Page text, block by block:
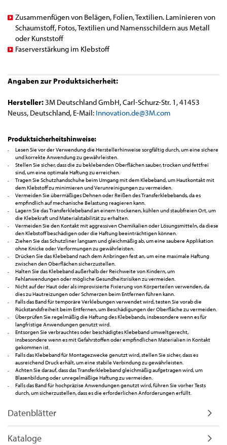
Zusammenfügen von Belägen, Folien, Textilien. Laminieren von
Schaumstoff, Fotos, Textilien und Namensschildern aus Metall
oder Kunststoff
Faserverstärkung im Klebstoff
Angaben zur Produktsicherheit:
Hersteller: 3M Deutschland GmbH, Carl-Schurz-Str. 1, 41453
Neuss, Deutschland, E-Mail: Innovation.de@3M.com
Produktsicherheitshinweise:
Lesen Sie vor der Verwendung die Herstellerhinweise sorgfältig durch, um eine sichere
und korrekte Anwendung zu gewährleisten.
Stellen Sie sicher, dass die zu beklebenden Oberflächen sauber, trocken und fettfrei
sind, um eine optimale Haftung zu erreichen.
Tragen Sie Schutzhandschuhe beim Umgang mit dem Klebeband, um Hautkontakt mit
dem Klebstoff zu minimieren und Verunreinigungen zu vermeiden.
Vermeiden Sie übermäßiges Dehnen oder Reißen des Transferklebebands, da es
empfindlich auf mechanische Belastung reagieren kann.
Lagern Sie das Transferklebeband an einem trockenen, kühlen und staubfreien Ort, um
die Klebekraft und Materialstabilität zu erhalten.
Vermeiden Sie den Kontakt mit aggressiven Chemikalien oder Lösungsmitteln, da diese
den Klebstoff beschädigen oder die Haftung beeinträchtigen können.
Ziehen Sie das Schutzliner langsam und gleichmäßig ab, um eine saubere Applikation
ohne Knicke oder Verformungen zu gewährleisten.
Drücken Sie das Klebeband nach dem Anbringen fest an, um eine maximale Haftung
zwischen den Oberflächen sicherzustellen.
Halten Sie das Klebeband außerhalb der Reichweite von Kindern, um
Fehlanwendungen oder mögliche Gesundheitsrisiken zu vermeiden.
Nicht auf der Haut oder als improvisierte Fixierung von Körperteilen verwenden, da
dies zu Hautreizungen oder Schmerzen beim Entfernen führen kann.
Falls das Band für temporäre Verklebungen verwendet wird, testen Sie vorab die
Rückstandsfreiheit beim Entfernen, um Beschädigungen der Oberfläche zu vermeiden.
Überprüfen Sie regelmäßig die Haftung des Klebebands, insbesondere wenn es für
langfristige Anwendungen genutzt wird.
Entsorgen Sie verbrauchtes oder beschädigtes Klebeband umweltgerecht,
insbesondere wenn es mit Gefahrstoffen oder empfindlichen Materialien in Kontakt
gekommen ist.
Falls das Klebeband für Montagezwecke genutzt wird, stellen Sie sicher, dass es
ausreichend Druck erhält, um eine stabile Verbindung zu gewährleisten.
Achten Sie darauf, dass das Transferklebeband gleichmäßig aufgetragen wird, um
Blasenbildung oder unregelmäßige Haftung zu vermeiden.
Falls das Band für hochpräzise Anwendungen genutzt wird, führen Sie vorher Tests
durch, um sicherzustellen, dass es die erforderlichen Anforderungen erfüllt.
Datenblätter
Kataloge